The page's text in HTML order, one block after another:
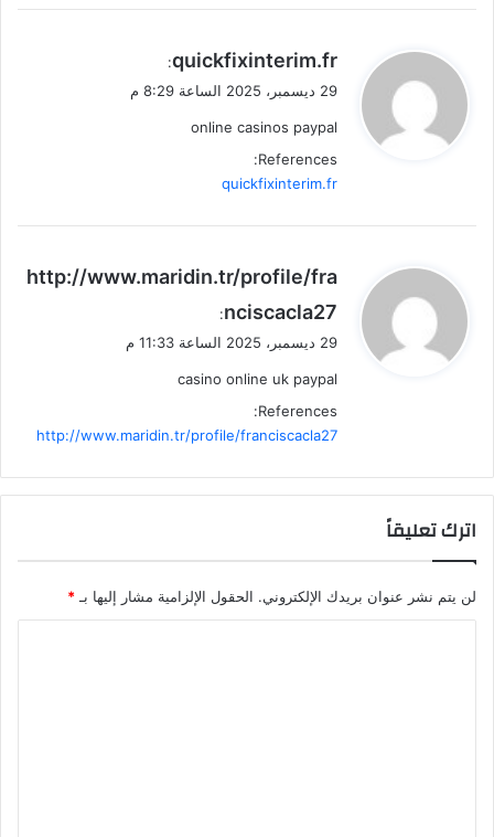
ي
ق
ل
quickfixinterim.fr
:
29 ديسمبر، 2025 الساعة 8:29 م
online casinos paypal
References:
quickfixinterim.fr
ي
و
ل
http://www.maridin.tr/profile/fra
nciscacla27
:
29 ديسمبر، 2025 الساعة 11:33 م
casino online uk paypal
References:
http://www.maridin.tr/profile/franciscacla27
اترك تعليقاً
لن يتم نشر عنوان بريدك الإلكتروني. الحقول الإلزامية مشار إليها بـ*